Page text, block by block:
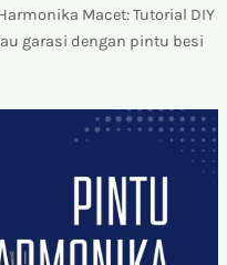
Macet: Tutorial DIY
garasi dengan pintu besi